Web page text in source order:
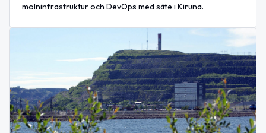
molninfrastruktur och DevOps med säte i Kiruna.